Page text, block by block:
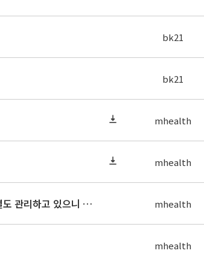
bk21
bk21
mhealth
mhealth
사업단 홈페이지 리뉴얼로 인해 2018년도 6월 1일 이전 자료들은 사업단에서 별도 관리하고 있으니 이전 게시 자료가 필요하신 경우 요청 바랍니다. mhealth
mhealth